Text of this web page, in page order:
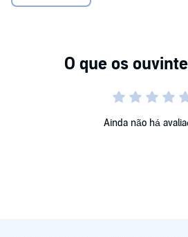
©2017 Patrice M Foster (P)2017 Patrice M
Ainda não há